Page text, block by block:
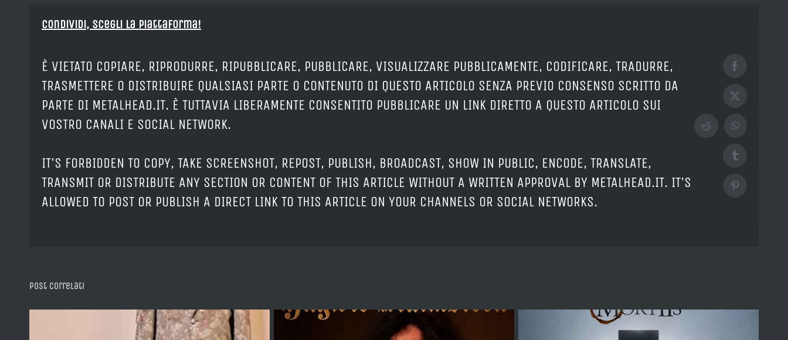
Condividi, Scegli la piattaforma!
È VIETATO COPIARE, RIPRODURRE, RIPUBBLICARE, PUBBLICARE, VISUALIZZARE PUBBLICAMENTE, CODIFICARE, TRADURRE,
TRASMETTERE O DISTRIBUIRE QUALSIASI PARTE O CONTENUTO DI QUESTO ARTICOLO SENZA PREVIO CONSENSO SCRITTO DA
PARTE DI METALHEAD.IT. È TUTTAVIA LIBERAMENTE CONSENTITO PUBBLICARE UN LINK DIRETTO A QUESTO ARTICOLO SUI
VOSTRO CANALI E SOCIAL NETWORK.
IT'S FORBIDDEN TO COPY, TAKE SCREENSHOT, REPOST, PUBLISH, BROADCAST, SHOW IN PUBLIC, ENCODE, TRANSLATE,
TRANSMIT OR DISTRIBUTE ANY SECTION OR CONTENT OF THIS ARTICLE WITHOUT A WRITTEN APPROVAL BY METALHEAD.IT. IT'S
ALLOWED TO POST OR PUBLISH A DIRECT LINK TO THIS ARTICLE ON YOUR CHANNELS OR SOCIAL NETWORKS.
Facebook
X
RedditWhatsApp
Tumblr
Pinterest
Post correlati